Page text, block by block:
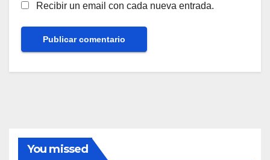
Recibir un email con cada nueva entrada.
You missed